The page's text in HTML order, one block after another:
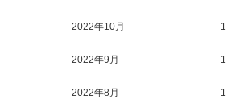
2022年10月 1
2022年9月 1
2022年8月 1